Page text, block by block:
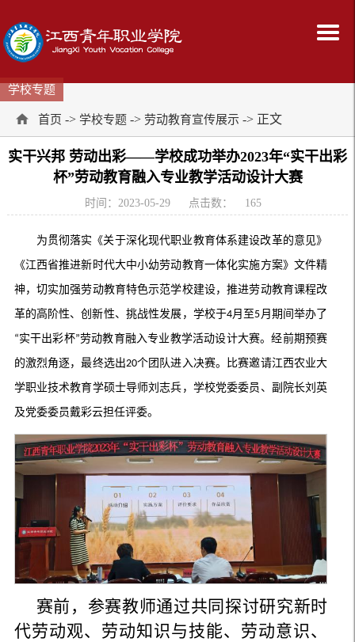
学校专题
首页 -> 学校专题 -> 劳动教育宣传展示 -> 正文
实干兴邦 劳动出彩——学校成功举办2023年“实干出彩
杯”劳动教育融入专业教学活动设计大赛
时间：2023-05-29 点击数： 165
为贯彻落实《关于深化现代职业教育体系建设改革的意见》
《江西省推进新时代大中小幼劳动教育一体化实施方案》文件精
神，切实加强劳动教育特色示范学校建设，推进劳动教育课程改
革的高阶性、创新性、挑战性发展，学校于4月 至5月 期间举办了
“实干出彩杯”劳动教育融入专业教学活动设计大赛。经前期预赛
的激烈角逐，最终选出20个团队进入决赛。比赛邀请江西农业大
学职业技术教育学硕士导师刘志兵，学校党委委员、副院长刘英
及党委委员戴彩云担任评委。
赛前，参赛教师通过共同探讨研究新时
代劳动观、劳动知识与技能、劳动意识、